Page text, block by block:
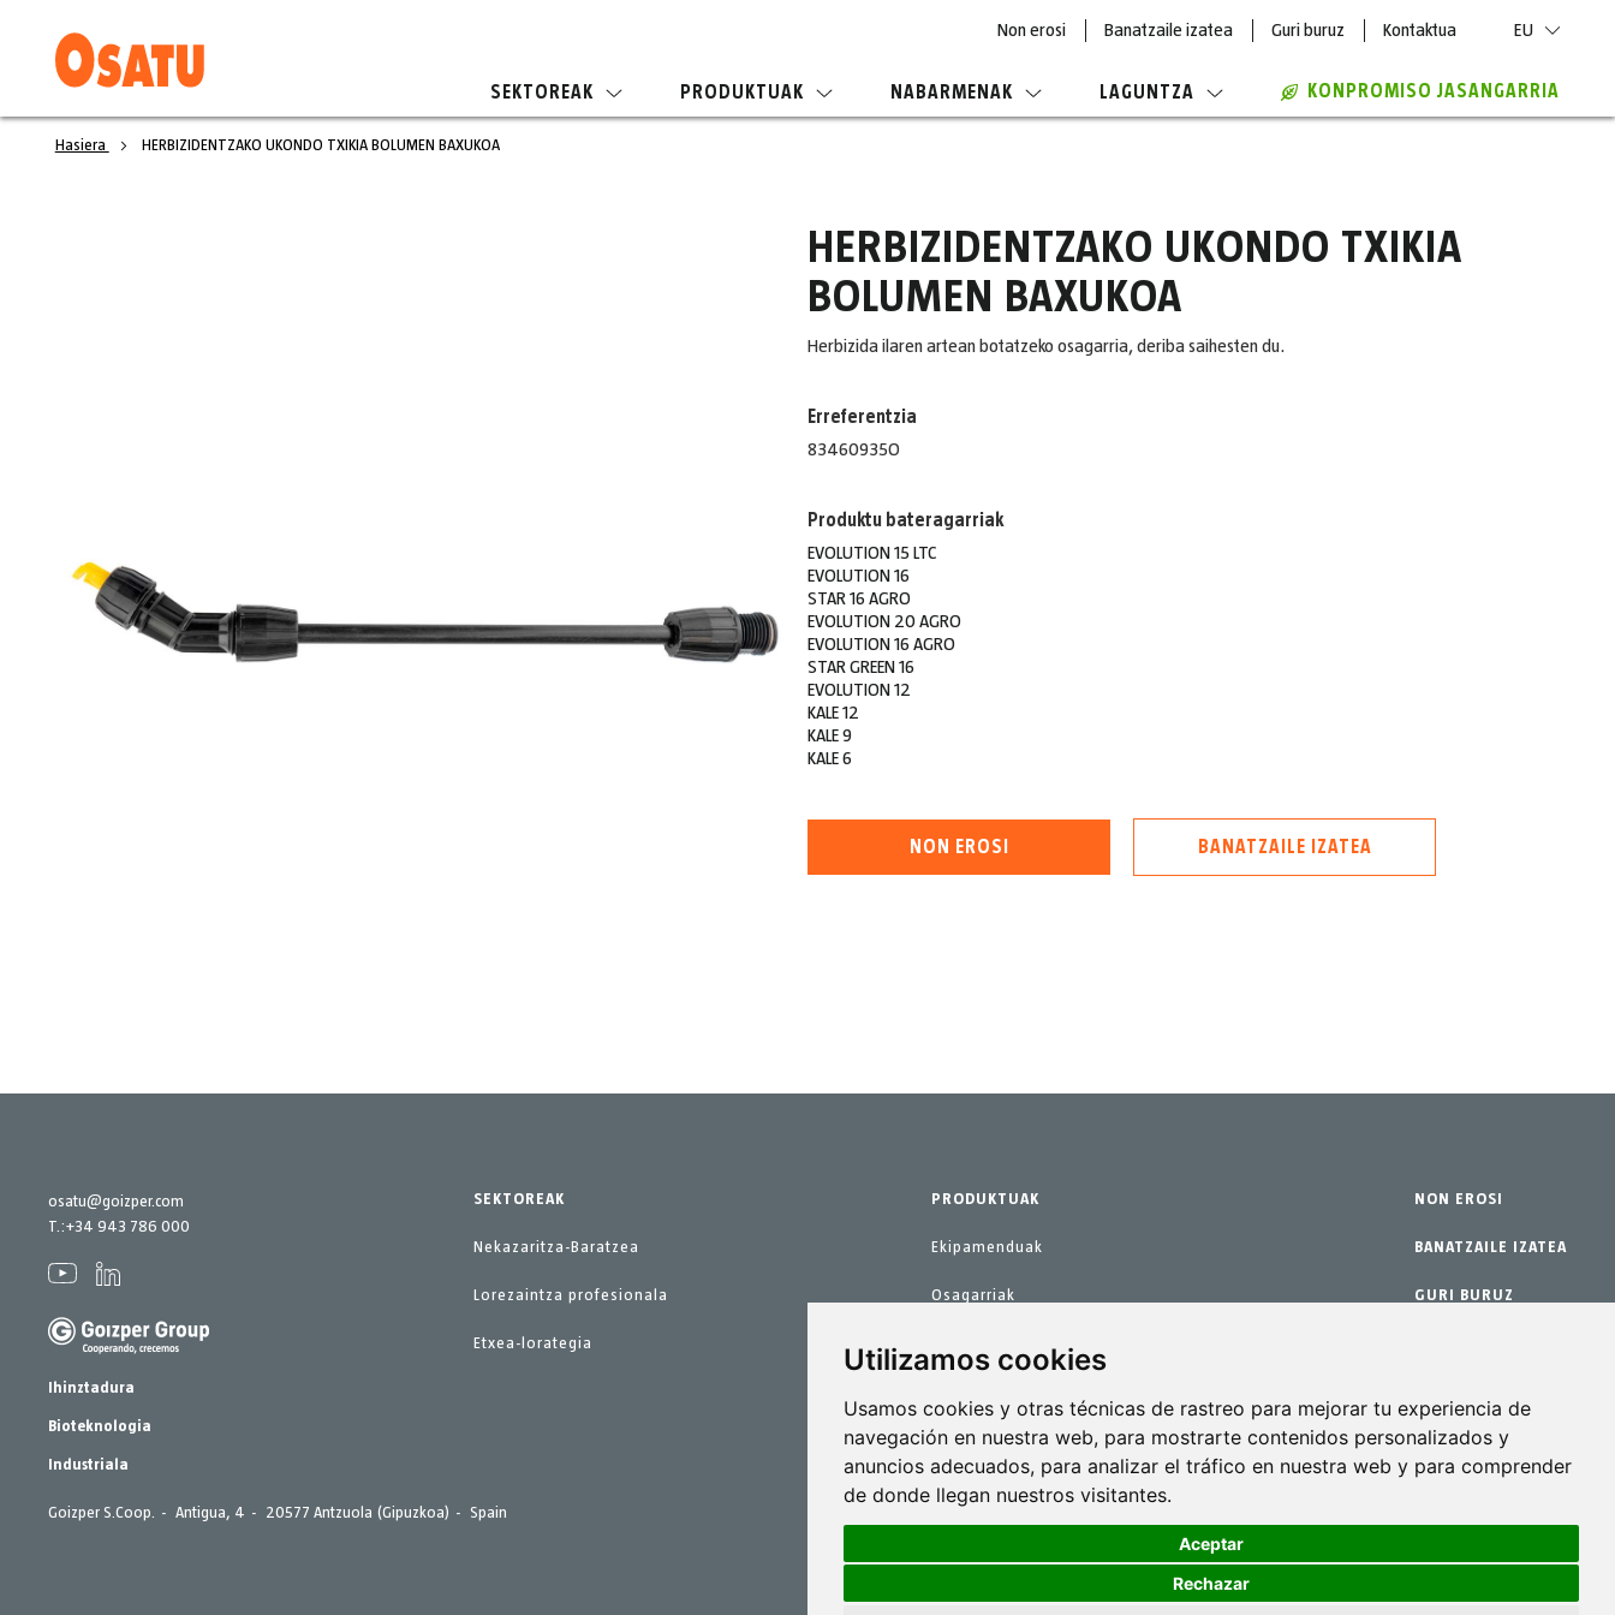
Utilizamos cookies
Usamos cookies y otras técnicas de rastreo para mejorar tu experiencia de
navegación en nuestra web, para mostrarte contenidos personalizados y
anuncios adecuados, para analizar el tráfico en nuestra web y para comprender
de donde llegan nuestros visitantes.
Aceptar
Rechazar
Non erosi Banatzaile izatea Guri buruz Kontaktua EU
SEKTOREAK PRODUKTUAK NABARMENAK LAGUNTZA KONPROMISO JASANGARRIA
Hasiera HERBIZIDENTZAKO UKONDO TXIKIA BOLUMEN BAXUKOA
HERBIZIDENTZAKO UKONDO TXIKIA
BOLUMEN BAXUKOA
Herbizida ilaren artean botatzeko osagarria, deriba saihesten du.
Erreferentzia
83460935O
Produktu bateragarriak
EVOLUTION 15 LTC
EVOLUTION 16
STAR 16 AGRO
EVOLUTION 20 AGRO
EVOLUTION 16 AGRO
STAR GREEN 16
EVOLUTION 12
KALE 12
KALE 9
KALE 6
NON EROSI BANATZAILE IZATEA
osatu@goizper.com
T.:+34 943 786 000
Ihinztadura
Bioteknologia
Industriala
SEKTOREAK
Nekazaritza-Baratzea
Lorezaintza profesionala
Etxea-lorategia
PRODUKTUAK
Ekipamenduak
Osagarriak
NON EROSI
BANATZAILE IZATEA
GURI BURUZ
Goizper S.Coop. Antigua, 4 20577 Antzuola (Gipuzkoa) Spain